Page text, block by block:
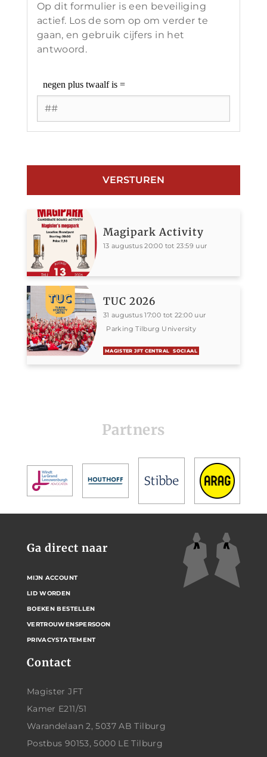
Op dit formulier is een beveiliging
actief. Los de som op om verder te
gaan, en gebruik cijfers in het
antwoord.
Magipark Activity
13 augustus 20:00 tot 23:59 uur
TUC 2026
31 augustus 17:00 tot 22:00 uur
Parking Tilburg University
MAGISTER JFT CENTRAL SOCIAAL
Partners
Contact
Magister JFT
Kamer E211/51
Warandelaan 2, 5037 AB Tilburg
Postbus 90153, 5000 LE Tilburg
Ga direct naar
MIJN ACCOUNT
LID WORDEN
BOEKEN BESTELLEN
VERTROUWENSPERSOON
PRIVACYSTATEMENT